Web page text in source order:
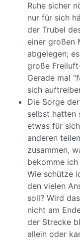
Ruhe sicher
nur für sich
der Trubel
einer großen
abgelegen;
große
Gerade mal "
sich
Die Sorge
selbst hatten
etwas für
anderen
zusammen,
bekomme
Wie schütze
den vielen
soll? Wird
nicht am
der Strecke
allein oder